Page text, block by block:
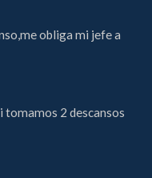
obliga mi jefe a
tomamos 2 descansos